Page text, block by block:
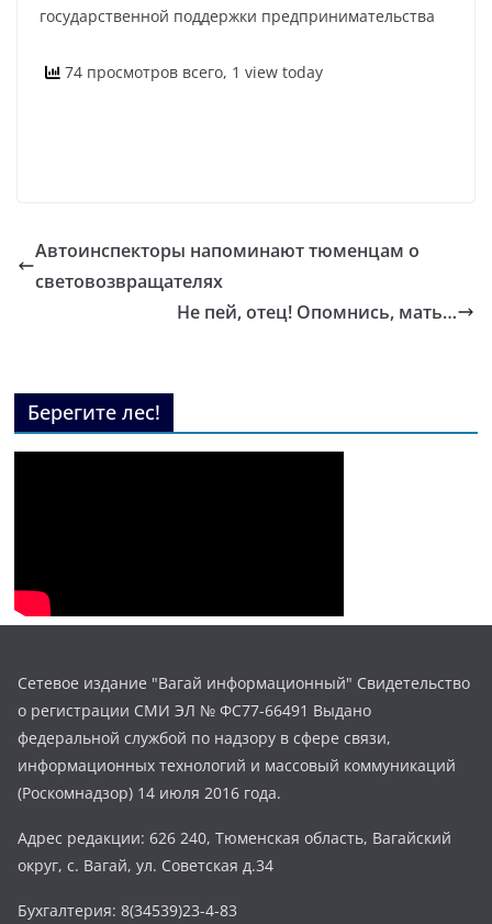
государственной поддержки предпринимательства
74 просмотров всего, 1 view today
Автоинспекторы напоминают тюменцам о
световозвращателях
Не пей, отец! Опомнись, мать…
Берегите лес!
Сетевое издание "Вагай информационный" Свидетельство
о регистрации СМИ ЭЛ № ФС77-66491 Выдано
федеральной службой по надзору в сфере связи,
информационных технологий и массовый коммуникаций
(Роскомнадзор) 14 июля 2016 года.
Адрес редакции: 626 240, Тюменская область, Вагайский
округ, с. Вагай, ул. Советская д.34
Бухгалтерия: 8(34539)23-4-83